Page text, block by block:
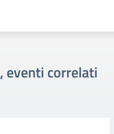
eventi correlati